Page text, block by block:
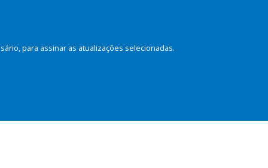
para assinar as atualizações selecionadas.